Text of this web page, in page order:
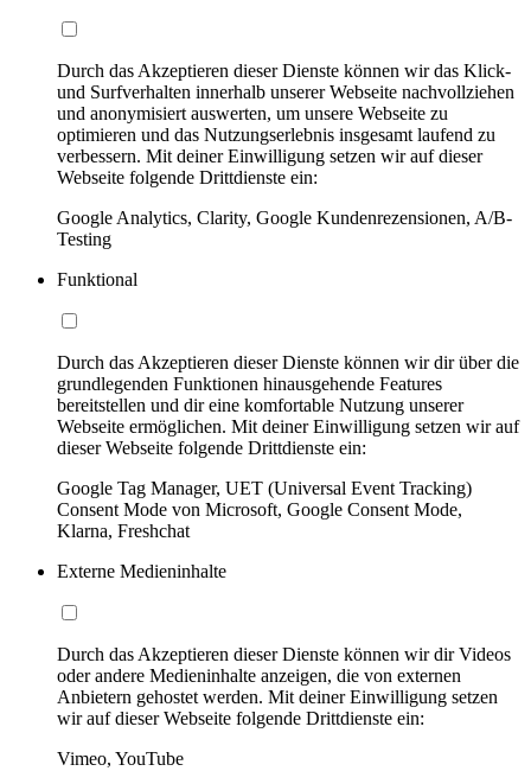
Durch das Akzeptieren dieser Dienste können wir das Klick-
und Surfverhalten innerhalb unserer Webseite nachvollziehen
und anonymisiert auswerten, um unsere Webseite zu
optimieren und das Nutzungserlebnis insgesamt laufend zu
verbessern. Mit deiner Einwilligung setzen wir auf dieser
Webseite folgende Drittdienste ein:
Google Analytics, Clarity, Google Kundenrezensionen, A/B-
Testing
Funktional
Durch das Akzeptieren dieser Dienste können wir dir über die
grundlegenden Funktionen hinausgehende Features
bereitstellen und dir eine komfortable Nutzung unserer
Webseite ermöglichen. Mit deiner Einwilligung setzen wir auf
dieser Webseite folgende Drittdienste ein:
Google Tag Manager, UET (Universal Event Tracking)
Consent Mode von Microsoft, Google Consent Mode,
Klarna, Freshchat
Externe Medieninhalte
Durch das Akzeptieren dieser Dienste können wir dir Videos
oder andere Medieninhalte anzeigen, die von externen
Anbietern gehostet werden. Mit deiner Einwilligung setzen
wir auf dieser Webseite folgende Drittdienste ein:
Vimeo, YouTube